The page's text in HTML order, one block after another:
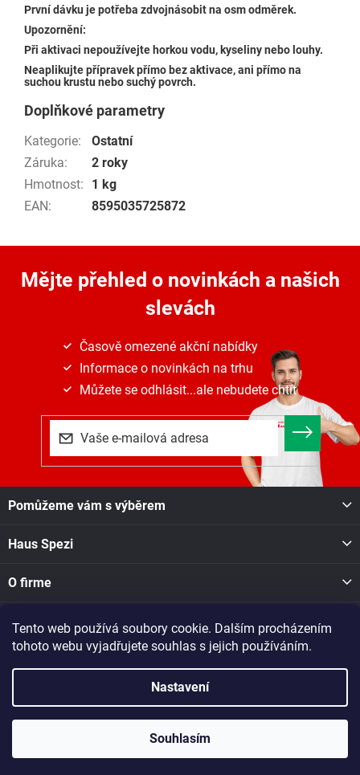
Tento web používá soubory cookie. Dalším procházením
tohoto webu vyjadřujete souhlas s jejich používáním.
Nastavení
Souhlasím
Při nákupu v naší pobočce v Novém Městě na Moravě, Soškova
1550, se o dostupnosti zboží informujte na tel. čísle: 605 028 731
První dávku je potřeba zdvojnásobit na osm odměrek.
Upozornění:
Při aktivaci nepoužívejte horkou vodu, kyseliny nebo louhy.
Neaplikujte přípravek přímo bez aktivace, ani přímo na
suchou krustu nebo suchý povrch.
Doplňkové parametry
Kategorie:
Ostatní
Záruka:
2 roky
Hmotnost:
1 kg
EAN: 8595035725872
Mějte přehled o novinkách a našich
slevách
Časově omezené akční nabídky
Informace o novinkách na trhu
Můžete se odhlásit...ale nebudete chtít
Pomůžeme vám s výběrem
Haus Spezi
O firme
Facebook
Vytvořil Shoptet |Dostmedia